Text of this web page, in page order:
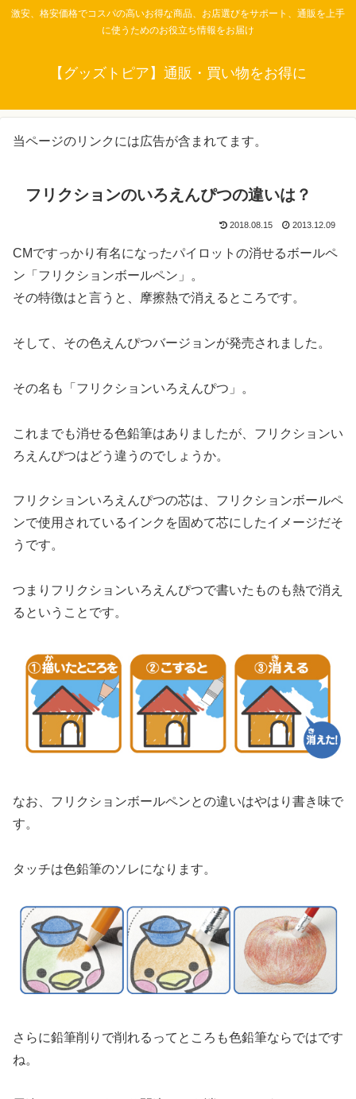
激安、格安価格でコスパの高いお得な商品、お店選びをサポート、通販を上手
に使うためのお役立ち情報をお届け
【グッズトピア】通販・買い物をお得に
当ページのリンクには広告が含まれてます。
フリクションのいろえんぴつの違いは？
2018.08.15 2013.12.09
CMですっかり有名になったパイロットの消せるボールペ
ン「フリクションボールペン」。
その特徴はと言うと、摩擦熱で消えるところです。
そして、その色えんぴつバージョンが発売されました。
その名も「フリクションいろえんぴつ」。
これまでも消せる色鉛筆はありましたが、フリクションい
ろえんぴつはどう違うのでしょうか。
フリクションいろえんぴつの芯は、フリクションボールペ
ンで使用されているインクを固めて芯にしたイメージだそ
うです。
つまりフリクションいろえんぴつで書いたものも熱で消え
るということです。
なお、フリクションボールペンとの違いはやはり書き味で
す。
タッチは色鉛筆のソレになります。
さらに鉛筆削りで削れるってところも色鉛筆ならではです
ね。